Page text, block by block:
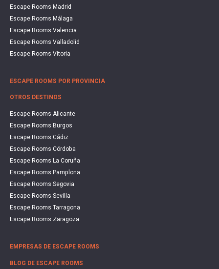
Escape Rooms Madrid
Escape Rooms Málaga
Escape Rooms Valencia
Escape Rooms Valladolid
Escape Rooms Vitoria
ESCAPE ROOMS POR PROVINCIA
OTROS DESTINOS
Escape Rooms Alicante
Escape Rooms Burgos
Escape Rooms Cádiz
Escape Rooms Córdoba
Escape Rooms La Coruña
Escape Rooms Pamplona
Escape Rooms Segovia
Escape Rooms Sevilla
Escape Rooms Tarragona
Escape Rooms Zaragoza
EMPRESAS DE ESCAPE ROOMS
BLOG DE ESCAPE ROOMS